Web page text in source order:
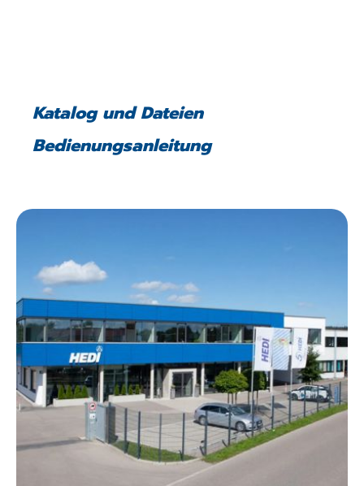
Katalog und Dateien
Bedienungsanleitung